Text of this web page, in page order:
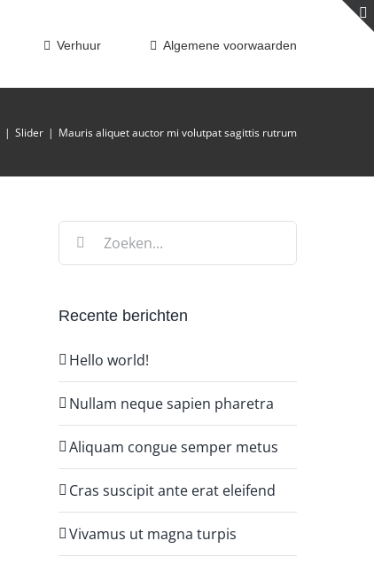
Verhuur Algemene voorwaarden
| Slider | Mauris aliquet auctor mi volutpat sagittis rutrum
Zoeken
Recente berichten
Hello world!
Nullam neque sapien pharetra
Aliquam congue semper metus
Cras suscipit ante erat eleifend
Vivamus ut magna turpis